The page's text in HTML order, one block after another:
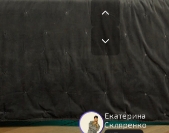
Екатерина
Скляренко
сайте используются cookies.
использовать сайт,
принимаетеусловия
Окей